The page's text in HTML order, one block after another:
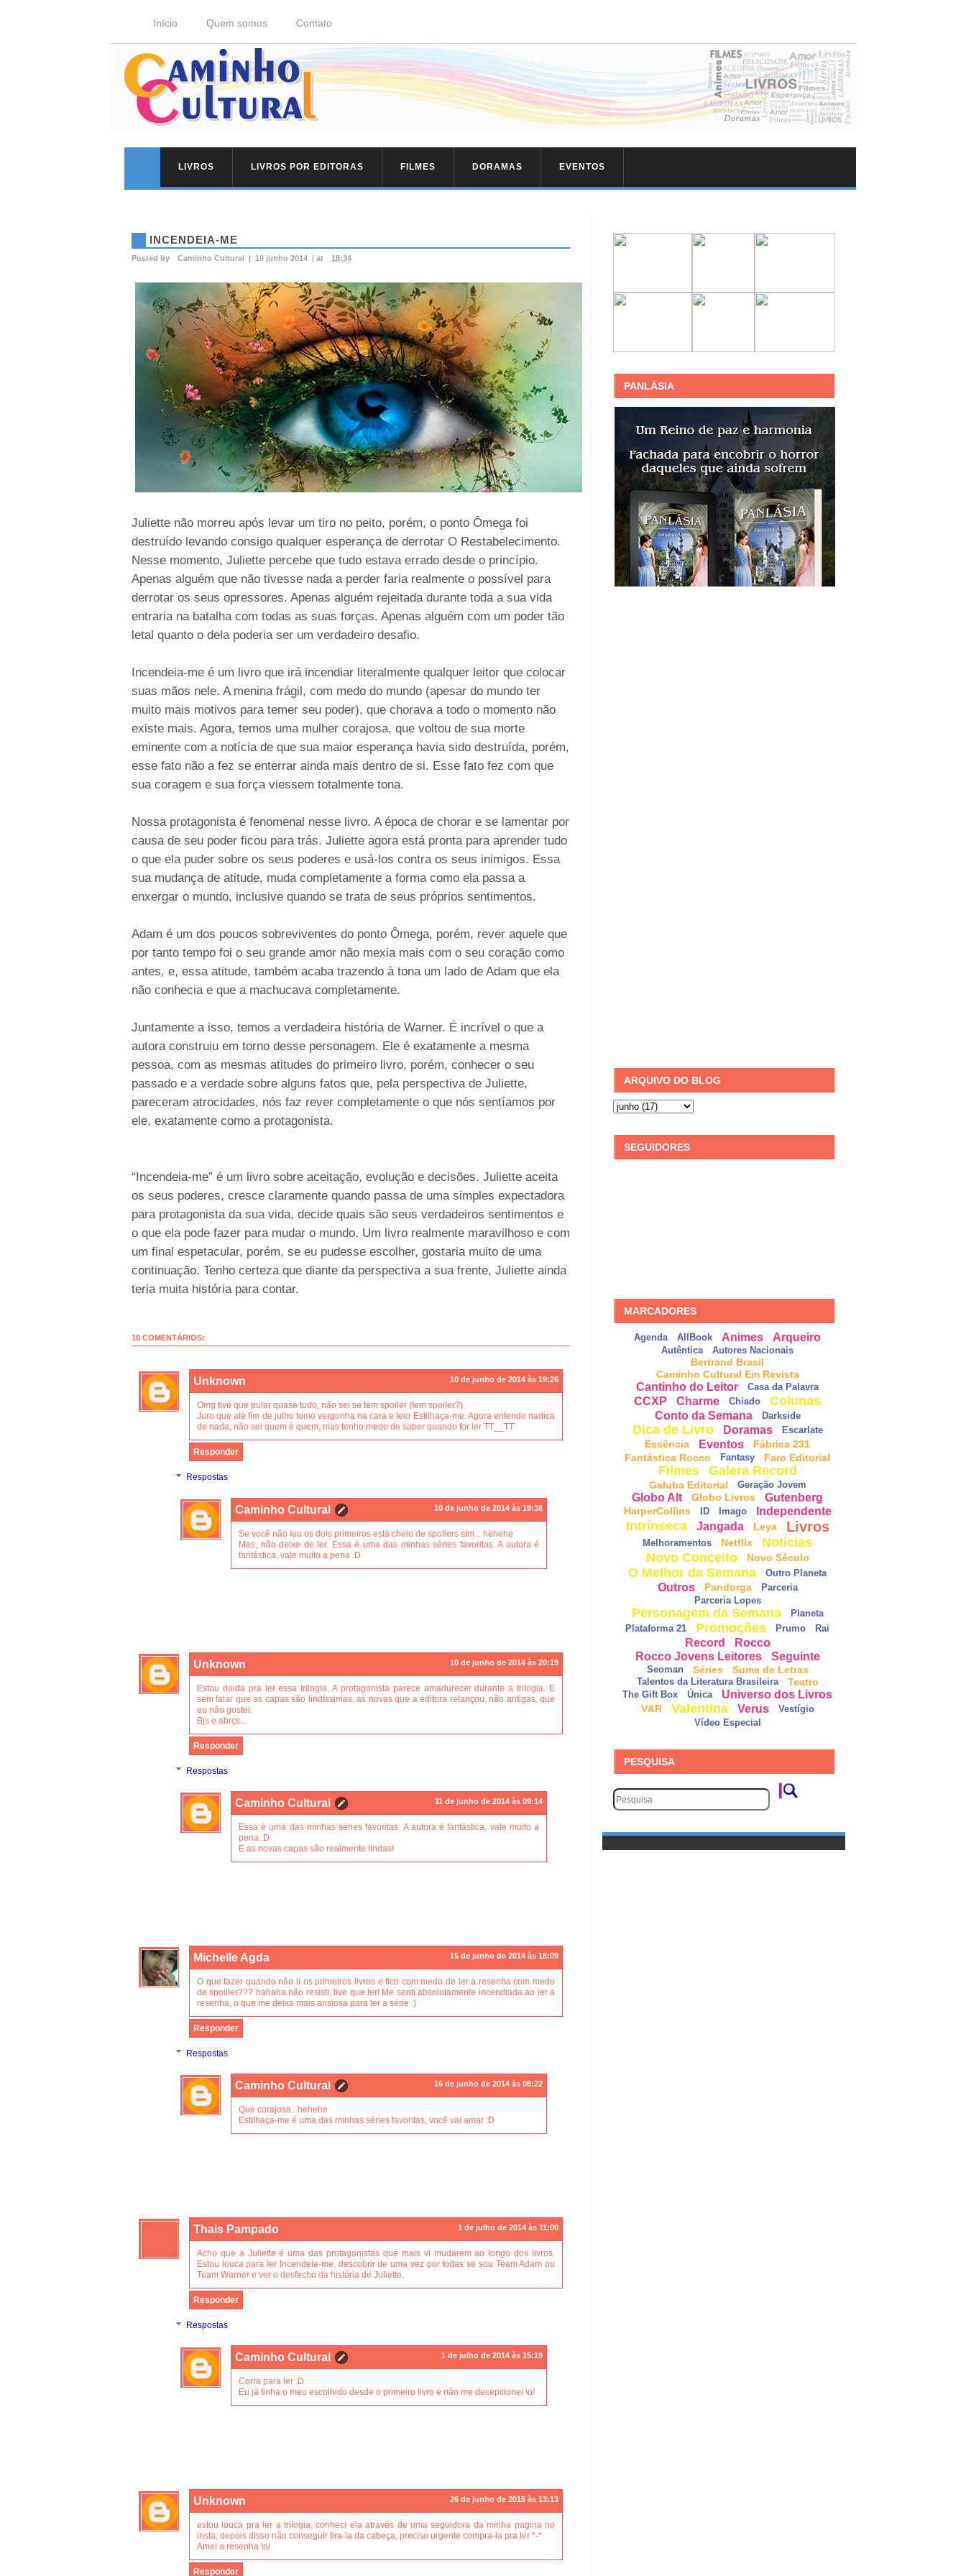
Início Quem somos Contato
LIVROS LIVROS POR EDITORAS FILMES DORAMAS EVENTOS
INCENDEIA-ME
Posted by Caminho Cultural | 10 junho 2014 | at 18:34
Juliette não morreu após levar um tiro no peito, porém, o ponto Ômega foi
destruído levando consigo qualquer esperança de derrotar O Restabelecimento.
Nesse momento, Juliette percebe que tudo estava errado desde o princípio.
Apenas alguém que não tivesse nada a perder faria realmente o possível para
derrotar os seus opressores. Apenas alguém rejeitada durante toda a sua vida
entraria na batalha com todas as suas forças. Apenas alguém com um poder tão
letal quanto o dela poderia ser um verdadeiro desafio.
Incendeia-me é um livro que irá incendiar literalmente qualquer leitor que colocar
suas mãos nele. A menina frágil, com medo do mundo (apesar do mundo ter
muito mais motivos para temer seu poder), que chorava a todo o momento não
existe mais. Agora, temos uma mulher corajosa, que voltou de sua morte
eminente com a notícia de que sua maior esperança havia sido destruída, porém,
esse fato não a fez se enterrar ainda mais dentro de si. Esse fato fez com que
sua coragem e sua força viessem totalmente tona.
Nossa protagonista é fenomenal nesse livro. A época de chorar e se lamentar por
causa de seu poder ficou para trás. Juliette agora está pronta para aprender tudo
o que ela puder sobre os seus poderes e usá-los contra os seus inimigos. Essa
sua mudança de atitude, muda completamente a forma como ela passa a
enxergar o mundo, inclusive quando se trata de seus próprios sentimentos.
Adam é um dos poucos sobreviventes do ponto Ômega, porém, rever aquele que
por tanto tempo foi o seu grande amor não mexia mais com o seu coração como
antes, e, essa atitude, também acaba trazendo à tona um lado de Adam que ela
não conhecia e que a machucava completamente.
Juntamente a isso, temos a verdadeira história de Warner. É incrível o que a
autora construiu em torno desse personagem. Ele é exatamente a mesma
pessoa, com as mesmas atitudes do primeiro livro, porém, conhecer o seu
passado e a verdade sobre alguns fatos que, pela perspectiva de Juliette,
pareceram atrocidades, nós faz rever completamente o que nós sentíamos por
ele, exatamente como a protagonista.
“Incendeia-me” é um livro sobre aceitação, evolução e decisões. Juliette aceita
os seus poderes, cresce claramente quando passa de uma simples expectadora
para protagonista da sua vida, decide quais são seus verdadeiros sentimentos e
o que ela pode fazer para mudar o mundo. Um livro realmente maravilhoso e com
um final espetacular, porém, se eu pudesse escolher, gostaria muito de uma
continuação. Tenho certeza que diante da perspectiva a sua frente, Juliette ainda
teria muita história para contar.
10 COMENTÁRIOS:
Unknown 10 de junho de 2014 às 19:26
Omg tive que pular quase tudo, não sei se tem spoiler (tem spoiler?)
Juro que até fim de julho tomo vergonha na cara e leio Estilhaça-me. Agora entendo nadica
de nada, não sei quem é quem, mas tenho medo de saber quando for ler TT__TT
Responder
Respostas
Caminho Cultural 10 de junho de 2014 às 19:38
Se você não leu os dois primeiros está cheio de spoilers sim... hehehe
Mas, não deixe de ler. Essa é uma das minhas séries favoritas. A autora é
fantástica, vale muito a pena :D
Unknown 10 de junho de 2014 às 20:19
Estou doida pra ler essa trilogia. A protagonista parece amadurecer durante a trilogia. E
sem falar que as capas são lindíssimas, as novas que a editora relançou, não antigas, que
eu não gostei.
Bjs e abrçs...
Responder
Respostas
Caminho Cultural 11 de junho de 2014 às 09:14
Essa é uma das minhas séries favoritas. A autora é fantástica, vale muito a
pena :D
E as novas capas são realmente lindas!
Michelle Agda 15 de junho de 2014 às 18:09
O que fazer quando não li os primeiros livros e fico com medo de ler a resenha com medo
de spoiller??? hahaha não resisti, tive que ler! Me senti absolutamente incendiada ao ler a
resenha, o que me deixa mais ansiosa para ler a série :)
Responder
Respostas
Caminho Cultural 16 de junho de 2014 às 08:22
Que corajosa.. hehehe
Estilhaça-me é uma das minhas séries favoritas, você vai amar :D
Thais Pampado 1 de julho de 2014 às 11:00
Acho que a Juliette é uma das protagonistas que mais vi mudarem ao longo dos livros.
Estou louca para ler Incendeia-me, descobrir de uma vez por todas se sou Team Adam ou
Team Warner e ver o desfecho da história de Juliette.
Responder
Respostas
Caminho Cultural 1 de julho de 2014 às 15:19
Corra para ler :D
Eu já tinha o meu escolhido desde o primeiro livro e não me decepcionei \o/
Unknown 26 de junho de 2015 às 13:13
estou louca pra ler a trilogia, conheci ela através de uma seguidora da minha pagina no
insta, depois disso não conseguir tira-la da cabeça, preciso urgente compra-la pra ler *-*
Amei a resenha \o/
Responder
PANLÁSIA
ARQUIVO DO BLOG
SEGUIDORES
MARCADORES
Agenda AllBook Animes Arqueiro
Autêntica Autores Nacionais
Bertrand Brasil
Caminho Cultural Em Revista
Cantinho do Leitor Casa da Palavra
CCXP Charme Chiado Colunas
Conto da Semana Darkside
Dica de Livro Doramas Escarlate
Essência Eventos
Fábrica 231
Fantástica Rocco
Fantasy Faro Editorial
Filmes Galera Record
Galuba Editorial Geração Jovem
Globo Alt Globo Livros Gutenberg
HarperCollins ID Imago Independente
Intrínseca Jangada Leya Livros
Melhoramentos Netflix
Notícias
Novo Conceito
Novo Século
O Melhor da Semana Outro Planeta
Outros Pandorga
Parceria
Parceria Lopes
Personagem da Semana
Planeta
Plataforma 21
Promoções Prumo Rai
Record
Rocco
Rocco Jovens Leitores
Seguinte
Seoman Séries Suma de Letras
Talentos da Literatura Brasileira Teatro
The Gift Box Única Universo dos Livros
V&R Valentina Verus
Vestígio
Vídeo Especial
PESQUISA